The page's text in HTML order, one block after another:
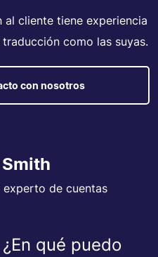
cliente tiene experiencia
como las suyas.
con nosotros
experto de cuentas
qué puedo